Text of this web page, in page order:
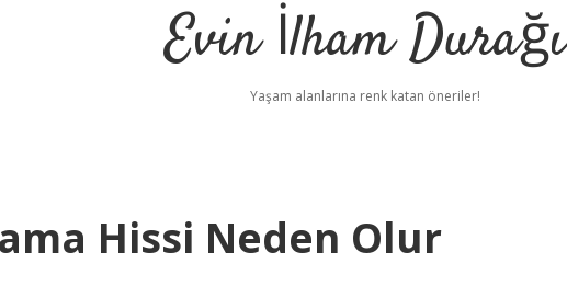
Evin İlham Durağı
Yaşam alanlarına renk katan öneriler!
Hissi Neden Olur